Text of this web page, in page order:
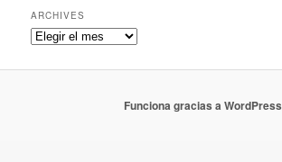
ARCHIVES
Archives
Funciona gracias a WordPress